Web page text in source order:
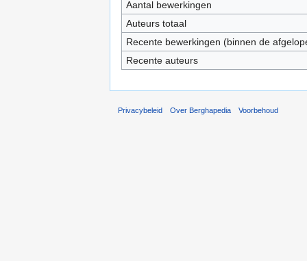
Aantal bewerkingen
Auteurs totaal
Recente bewerkingen (binnen de
Recente auteurs
Privacybeleid Over Berghapedia Voorbehoud